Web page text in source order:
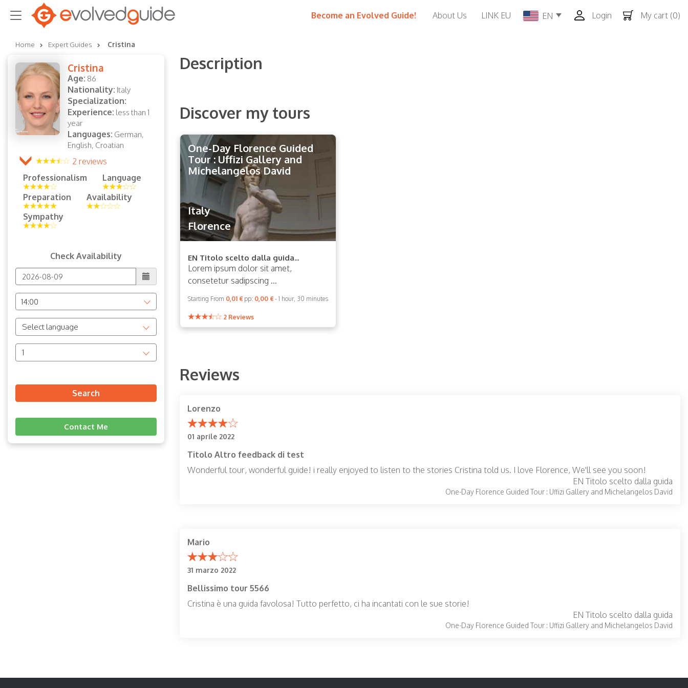
Become an Evolved Guide! About Us LINK EU EN Login My cart (0)
Home Expert Guides Cristina
Cristina
Age: 86
Nationality: Italy
Specialization:
Experience: less than 1
year
Languages: German,
English, Croatian
2 reviews
Professionalism
Language
Preparation
Availability
Sympathy
Check Availability
14:00
Select language
1
Search
Contact Me
Description
Discover my tours
One-Day Florence Guided
Tour : Uffizi Gallery and
Michelangelos David
Italy
Florence
EN Titolo scelto dalla guida...
Lorem ipsum dolor sit amet,
consetetur sadipscing ...
Starting From 0,01 € pp: 0,00 € - 1 hour, 30 minutes
2 Reviews
Reviews
Lorenzo
01 aprile 2022
Titolo Altro feedback di test
Wonderful tour, wonderful guide! i really enjoyed to listen to the stories Cristina told us. I love Florence, We'll see you soon!
EN Titolo scelto dalla guida
One-Day Florence Guided Tour : Uffizi Gallery and Michelangelos David
Mario
31 marzo 2022
Bellissimo tour 5566
Cristina è una guida favolosa! Tutto perfetto, ci ha incantati con le sue storie!
EN Titolo scelto dalla guida
One-Day Florence Guided Tour : Uffizi Gallery and Michelangelos David